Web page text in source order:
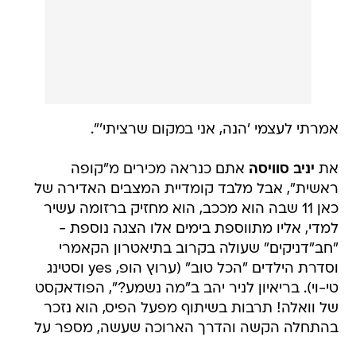
אמרתי לעצמי 'הנה, אני במקום שרציתי'".
את יניב סוויסה אתם כנראה מכירים מ"קופה
ראשית", אבל מלבד קומדיית המצבים האדירה של
כאן 11 שבה הוא מככב, הוא מחזיק ברזומה עשיר
למדי, אליו מתווספת בימים אלו הצגה נוספת -
"חב"דניקים" שעולה בקרוב בתיאטרון הקאמרי
וסדרת הילדים "הכל טוב" (ערוץ הופ, yes וסטינג
טי-וי). בריאיון לניר יהב ב"מה נשמע?", הפודאקסט
של וואלה! תרבות בשיתוף מפעל הפיס, הוא נזכר
בהתחלה הקשה והדרך הארוכה שעשה, מספר על